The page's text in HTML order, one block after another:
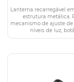
Lanterna recarregável
estrutura metálica.
mecanismo de ajuste de
níveis de luz,